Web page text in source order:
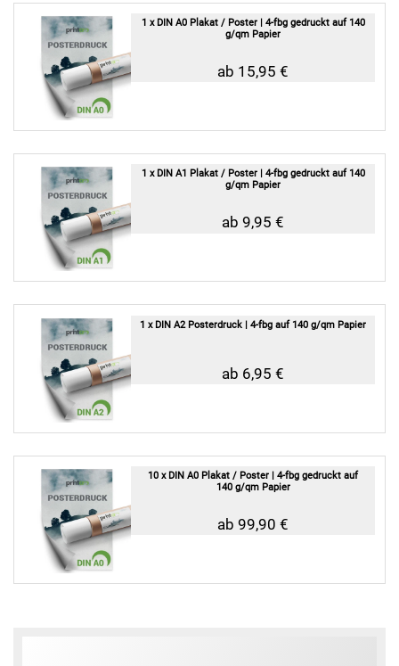
1 x DIN A0 Plakat / Poster | 4-fbg gedruckt auf 140
g/qm Papier
ab 15,95 €
1 x DIN A1 Plakat / Poster | 4-fbg gedruckt auf 140
g/qm Papier
ab 9,95 €
1 x DIN A2 Posterdruck | 4-fbg auf 140 g/qm Papier
ab 6,95 €
10 x DIN A0 Plakat / Poster | 4-fbg gedruckt auf
140 g/qm Papier
ab 99,90 €